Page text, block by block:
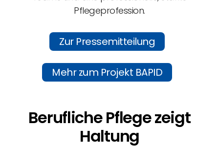
Pflegeprofession.
Zur Pressemitteilung
Mehr zum Projekt BAPID
Berufliche Pflege zeigt
Haltung